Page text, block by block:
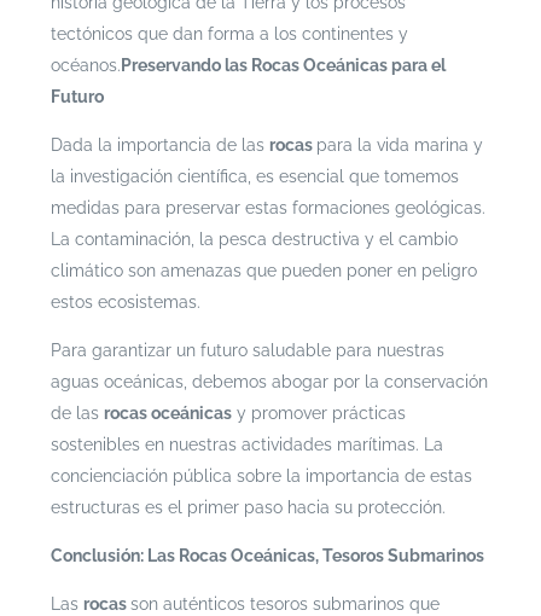
tectónicos que dan forma a los continentes y
océanos. Preservando las Rocas Oceánicas para el
Futuro
Dada la importancia de las rocas para la vida marina y
la investigación científica, es esencial que tomemos
medidas para preservar estas formaciones geológicas.
La contaminación, la pesca destructiva y el cambio
climático son amenazas que pueden poner en peligro
estos ecosistemas.
Para garantizar un futuro saludable para nuestras
aguas oceánicas, debemos abogar por la conservación
de las rocas oceánicasy promover prácticas
sostenibles en nuestras actividades marítimas. La
concienciación pública sobre la importancia de estas
estructuras es el primer paso hacia su protección.
Conclusión: Las Rocas Oceánicas, Tesoros Submarinos
Las rocasson auténticos tesoros submarinos que